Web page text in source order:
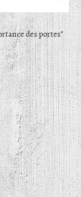
des portes"